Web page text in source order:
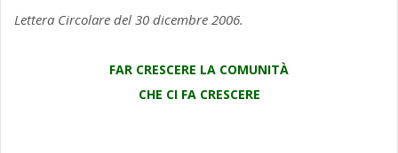
Lettera Circolare del 30 dicembre 2006.
FAR CRESCERE LA COMUNITÀ
CHE CI FA CRESCERE